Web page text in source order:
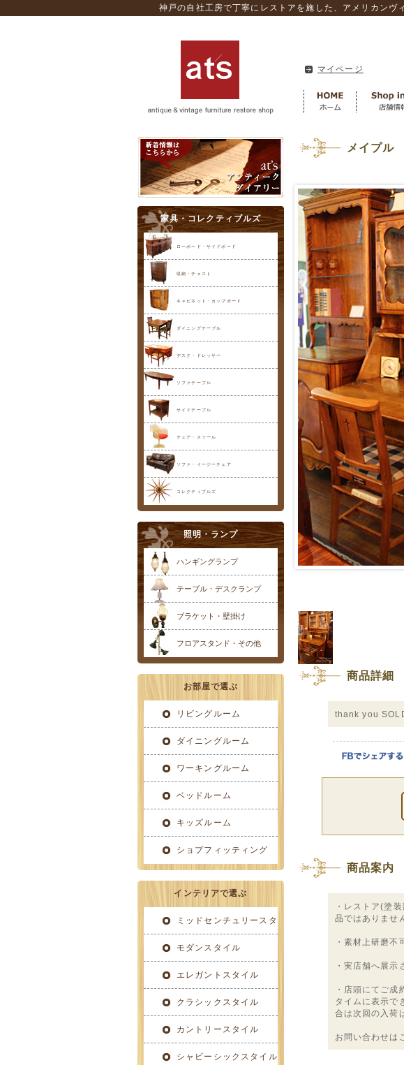
神戸の自社工房で丁寧にレストアを施した、アメリカンヴ
マイページ
家具・コレクティブルズ
ローボード・サイドボード
収納・チェスト
キャビネット・カップボード
ダイニングテーブル
デスク・ドレッサー
ソファテーブル
サイドテーブル
チェア・スツール
ソファ・イージーチェア
コレクティブルズ
照明・ランプ
ハンギングランプ
テーブル・デスクランプ
ブラケット・壁掛け
フロアスタンド・その他
お部屋で選ぶ
リビングルーム
ダイニングルーム
ワーキングルーム
ベッドルーム
キッズルーム
ショプフィッティング
インテリアで選ぶ
ミッドセンチュリースタ
モダンスタイル
エレガントスタイル
クラシックスタイル
カントリースタイル
シャビーシックスタイル
メイプル
商品詳細
thank you
商品案内
・レストア(塗
品ではありませ
・素材上研磨
・実店舗へ展
・店頭にてご
タイムに表示で
合は次回の入荷
お問い合わせ